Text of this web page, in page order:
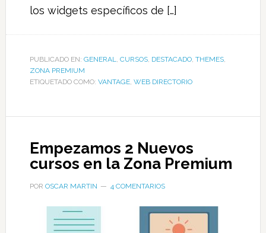
los widgets específicos de […]
PUBLICADO EN: GENERAL, CURSOS, DESTACADO, THEMES,
ZONA PREMIUM
ETIQUETADO COMO: VANTAGE, WEB DIRECTORIO
Empezamos 2 Nuevos
cursos en la Zona Premium
POR OSCAR MARTIN 4 COMENTARIOS